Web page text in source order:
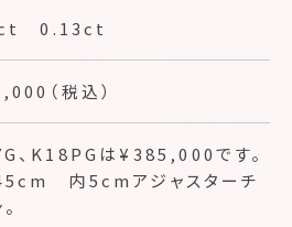
0.13ct
（税込）
、K18PGは¥385,000です。
内5cmアジャスターチ